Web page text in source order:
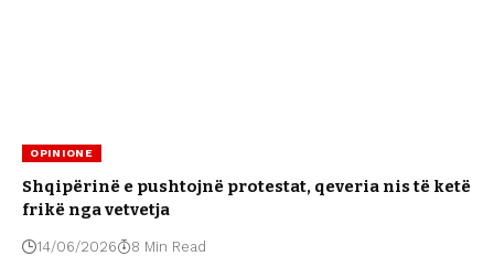
OPINIONE
Shqipërinë e pushtojnë protestat, qeveria nis të ketë
frikë nga vetvetja
14/06/2026 8 Min Read